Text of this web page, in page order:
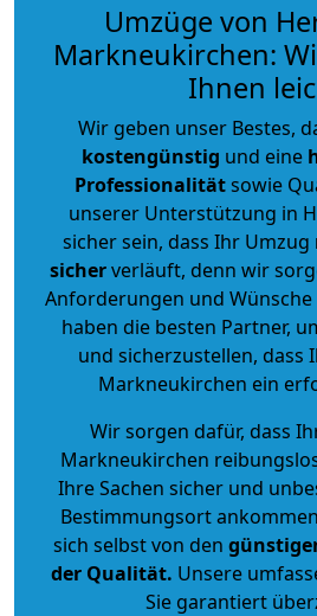
Umzüge von
Markneukirchen:
Ihnen
Wir geben unser Bestes,
kostengünstig und eine
Professionalitätsowie
unserer Unterstützung in
sicher sein, dass Ihr Umzug
sicherverläuft, denn wir
Anforderungen und
haben die besten Partner,
und sicherzustellen, dass
Markneukirchen ein
Wir sorgen dafür, dass
Markneukirchen
Ihre Sachen sicher und
Bestimmungsort
sich selbst von den
der Qualität. Unsere
Sie garantiert